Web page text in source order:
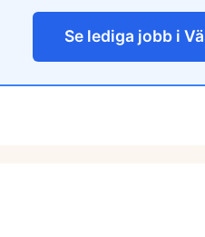
Se lediga jobb i